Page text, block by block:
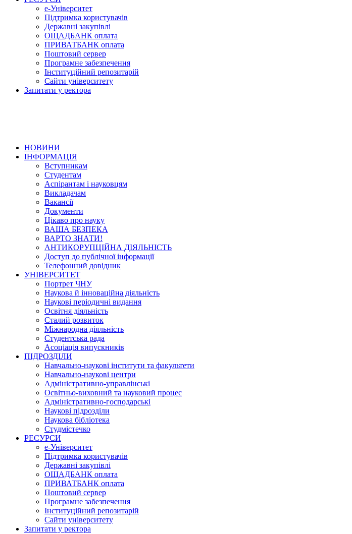
е-Університет
Підтримка користувачів
Державні закупівлі
ОЩАДБАНК оплата
ПРИВАТБАНК оплата
Поштовий сервер
Програмне забезпечення
Інституційний репозитарій
Сайти університету
Запитати у ректора
НОВИНИ
ІНФОРМАЦІЯ
Вступникам
Студентам
Аспірантам і науковцям
Викладачам
Вакансії
Документи
Цікаво про науку
ВАША БЕЗПЕКА
ВАРТО ЗНАТИ!
АНТИКОРУПЦІЙНА ДІЯЛЬНІСТЬ
Доступ до публічної інформації
Телефонний довідник
УНІВЕРСИТЕТ
Портрет ЧНУ
Наукова й інноваційна діяльність
Наукові періодичні видання
Освітня діяльність
Сталий розвиток
Міжнародна діяльність
Студентська рада
Асоціація випускників
ПІДРОЗДІЛИ
Навчально-наукові інститути та факультети
Навчально-наукові центри
Адміністративно-управлінські
Освітньо-виховний та науковий процес
Адміністративно-господарські
Наукові підрозділи
Наукова бібліотека
Студмістечко
РЕСУРСИ
е-Університет
Підтримка користувачів
Державні закупівлі
ОЩАДБАНК оплата
ПРИВАТБАНК оплата
Поштовий сервер
Програмне забезпечення
Інституційний репозитарій
Сайти університету
Запитати у ректора